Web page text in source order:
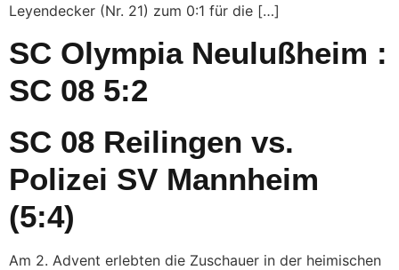
Leyendecker (Nr. 21) zum 0:1 für die […]
SC Olympia Neulußheim :
SC 08 5:2
SC 08 Reilingen vs.
Polizei SV Mannheim
(5:4)
Am 2. Advent erlebten die Zuschauer in der heimischen